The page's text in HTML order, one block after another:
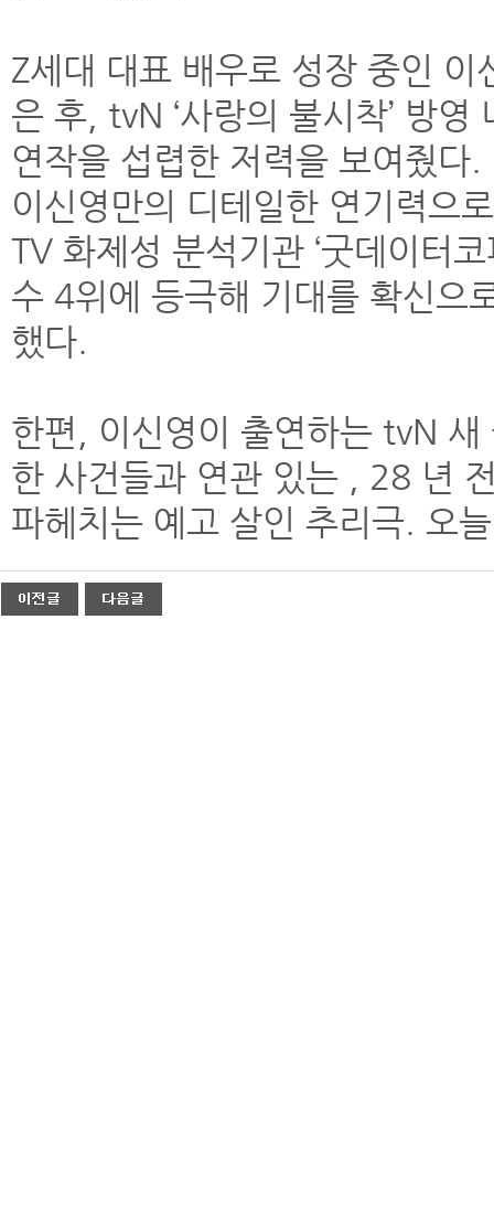
Z세대 대표 배우로 성장 중인
은 후, tvN ‘사랑의 불시착’ 방
연작을 섭렵한 저력을 보여줬다.
이신영만의 디테일한 연기력으
TV 화제성 분석기관 ‘굿데이터
수 4위에 등극해 기대를 확신으
했다.
한편, 이신영이 출연하는 tvN
한 사건들과 연관 있는 , 28 년
파헤치는 예고 살인 추리극. 오